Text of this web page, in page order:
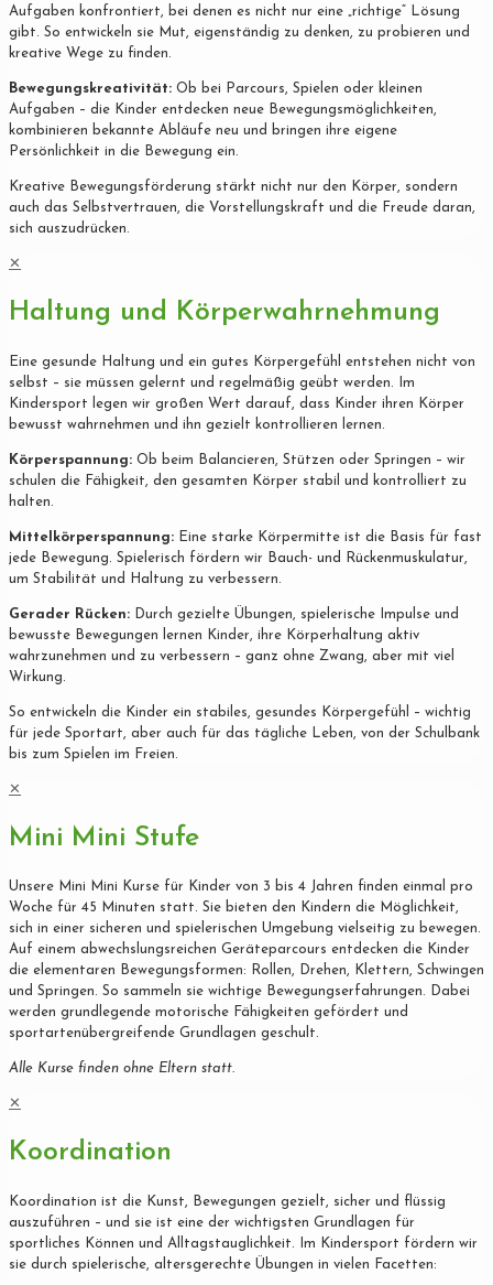
Aufgaben konfrontiert, bei denen es nicht nur eine „richtige“ Lösung
gibt. So entwickeln sie Mut, eigenständig zu denken, zu probieren und
kreative Wege zu finden.
Bewegungskreativität: Ob bei Parcours, Spielen oder kleinen
Aufgaben – die Kinder entdecken neue Bewegungsmöglichkeiten,
kombinieren bekannte Abläufe neu und bringen ihre eigene
Persönlichkeit in die Bewegung ein.
Kreative Bewegungsförderung stärkt nicht nur den Körper, sondern
auch das Selbstvertrauen, die Vorstellungskraft und die Freude daran,
sich auszudrücken.
✕
Haltung und Körperwahrnehmung
Eine gesunde Haltung und ein gutes Körpergefühl entstehen nicht von
selbst – sie müssen gelernt und regelmäßig geübt werden. Im
Kindersport legen wir großen Wert darauf, dass Kinder ihren Körper
bewusst wahrnehmen und ihn gezielt kontrollieren lernen.
Körperspannung: Ob beim Balancieren, Stützen oder Springen – wir
schulen die Fähigkeit, den gesamten Körper stabil und kontrolliert zu
halten.
Mittelkörperspannung: Eine starke Körpermitte ist die Basis für fast
jede Bewegung. Spielerisch fördern wir Bauch- und Rückenmuskulatur,
um Stabilität und Haltung zu verbessern.
Gerader Rücken: Durch gezielte Übungen, spielerische Impulse und
bewusste Bewegungen lernen Kinder, ihre Körperhaltung aktiv
wahrzunehmen und zu verbessern – ganz ohne Zwang, aber mit viel
Wirkung.
So entwickeln die Kinder ein stabiles, gesundes Körpergefühl – wichtig
für jede Sportart, aber auch für das tägliche Leben, von der Schulbank
bis zum Spielen im Freien.
✕
Mini Mini Stufe
Unsere Mini Mini Kurse für Kinder von 3 bis 4 Jahren finden einmal pro
Woche für 45 Minuten statt. Sie bieten den Kindern die Möglichkeit,
sich in einer sicheren und spielerischen Umgebung vielseitig zu bewegen.
Auf einem abwechslungsreichen Geräteparcours entdecken die Kinder
die elementaren Bewegungsformen: Rollen, Drehen, Klettern, Schwingen
und Springen. So sammeln sie wichtige Bewegungserfahrungen. Dabei
werden grundlegende motorische Fähigkeiten gefördert und
sportartenübergreifende Grundlagen geschult.
Alle Kurse finden ohne Eltern statt.
✕
Koordination
Koordination ist die Kunst, Bewegungen gezielt, sicher und flüssig
auszuführen – und sie ist eine der wichtigsten Grundlagen für
sportliches Können und Alltagstauglichkeit. Im Kindersport fördern wir
sie durch spielerische, altersgerechte Übungen in vielen Facetten: